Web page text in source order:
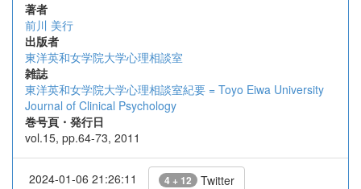
著者
前川 美行
出版者
東洋英和女学院大学心理相談室
雑誌
東洋英和女学院大学心理相談室紀要 = Toyo Eiwa University
Journal of Clinical Psychology
巻号頁・発行日
vol.15, pp.64-73, 2011
2024-01-06 21:26:11 4 + 12 Twitter